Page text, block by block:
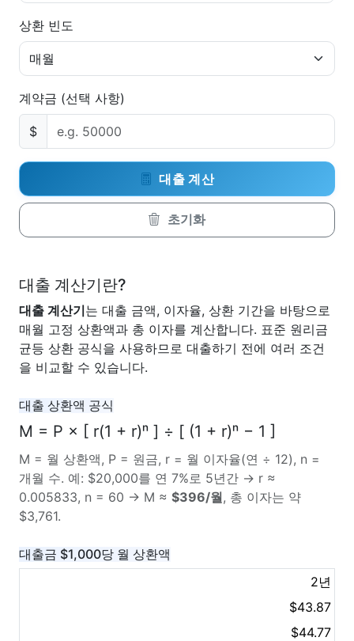
상환 빈도
계약금 (선택 사항)
$
대출 계산
초기화
대출 계산기란?
대출 계산기는 대출 금액, 이자율, 상환 기간을 바탕으로
매월 고정 상환액과 총 이자를 계산합니다. 표준 원리금
균등 상환 공식을 사용하므로 대출하기 전에 여러 조건
을 비교할 수 있습니다.
대출 상환액 공식
M = P × [ r(1 + r)ⁿ ] ÷ [ (1 + r)ⁿ − 1 ]
M = 월 상환액, P = 원금, r = 월 이자율(연 ÷ 12), n =
개월 수. 예: $20,000를 연 7%로 5년간 → r ≈
0.005833, n = 60 → M ≈ $396/월, 총 이자는 약
$3,761.
대출금 $1,000당 월 상환액
2년
$43.87
$44.77